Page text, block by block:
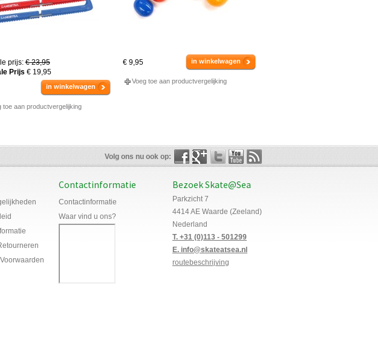
prijs: € 23,95
Prijs € 19,95
in winkelwagen
toe aan productvergelijking
€ 9,95 in winkelwagen
Voeg toe aan productvergelijking
Volg ons nu ook op:
Contactinformatie
Contactinformatie
Waar vind u ons?
Bezoek Skate@Sea
Parkzicht 7
4414 AE Waarde (Zeeland)
Nederland
T. +31 (0)113 - 501299
E. info@skateatsea.nl
routebeschrijving